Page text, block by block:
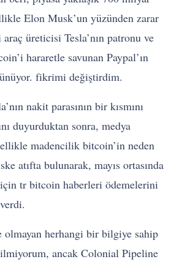
Elon Musk’un yüzünden zarar
üreticisi Tesla’nın patronu ve
hararetle savunan Paypal’ın
fikrimi değiştirdim.
nakit parasının bir kısmını
duyurduktan sonra, medya
madencilik bitcoin’in neden
atıfta bulunarak, mayıs ortasında
tr bitcoin haberleri ödemelerini
olmayan herhangi bir bilgiye sahip
ancak Colonial Pipeline